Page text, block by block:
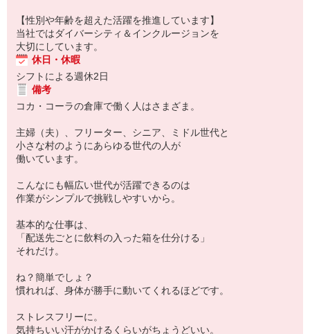
【性別や年齢を超えた活躍を推進しています】
当社ではダイバーシティ＆インクルージョンを
大切にしています。
休日・休暇
シフトによる週休2日
備考
コカ・コーラの倉庫で働く人はさまざま。
主婦（夫）、フリーター、シニア、ミドル世代と
小さな村のようにあらゆる世代の人が
働いています。
こんなにも幅広い世代が活躍できるのは
作業がシンプルで挑戦しやすいから。
基本的な仕事は、
「配送先ごとに飲料の入った箱を仕分ける」
それだけ。
ね？簡単でしょ？
慣れれば、身体が勝手に動いてくれるほどです。
ストレスフリーに。
気持ちいい汗がかけるくらいがちょうどいい。